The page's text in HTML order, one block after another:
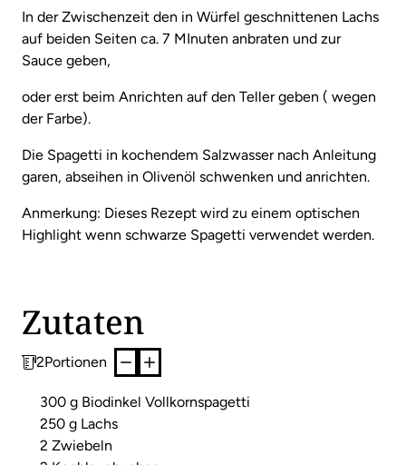
In der Zwischenzeit den in Würfel geschnittenen Lachs
auf beiden Seiten ca. 7 MInuten anbraten und zur
Sauce geben,
oder erst beim Anrichten auf den Teller geben ( wegen
der Farbe).
Die Spagetti in kochendem Salzwasser nach Anleitung
garen, abseihen in Olivenöl schwenken und anrichten.
Anmerkung: Dieses Rezept wird zu einem optischen
Highlight wenn schwarze Spagetti verwendet werden.
Zutaten
2Portionen
300 g Biodinkel Vollkornspagetti
250 g Lachs
2 Zwiebeln